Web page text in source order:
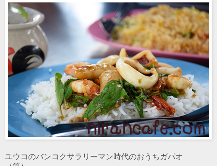
ユウコのバンコクサラリーマン時代のおうちガパオ